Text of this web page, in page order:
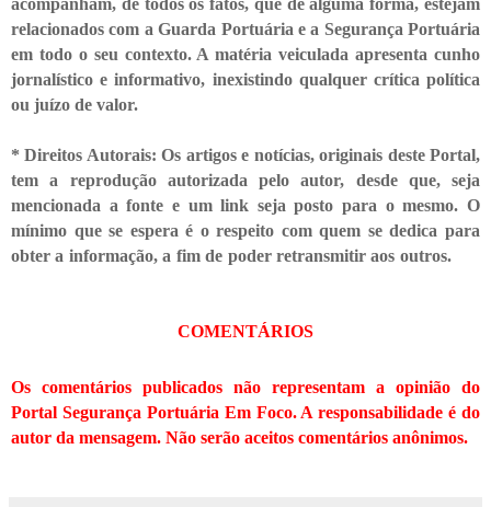
acompanham, de todos os fatos, que de alguma forma, estejam
relacionados com a Guarda Portuária e a Segurança Portuária
em todo o seu contexto. A matéria veiculada apresenta cunho
jornalístico e informativo, inexistindo qualquer crítica política
ou juízo de valor.
* Direitos Autorais: Os artigos e notícias, originais deste Portal,
tem a reprodução autorizada pelo autor, desde que, seja
mencionada a fonte e um link seja posto para o mesmo. O
mínimo que se espera é o respeito com quem se dedica para
obter a informação, a fim de poder retransmitiraos outros.
COMENTÁRIOS
Os comentários publicados não representam a opinião do
Portal Segurança Portuária Em Foco. A responsabilidade é do
autor da mensagem. Não serão aceitos comentários anônimos.